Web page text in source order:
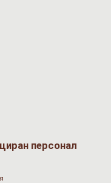
персонал